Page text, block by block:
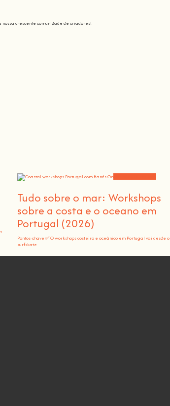
crescente comunidade de criadores!
Tudo sobre o mar: Workshops
sobre a costa e o oceano em
Portugal (2026)
Pontos-chave ✅ O workshops costeiro e oceânico em Portugal vai desde o
surfskate